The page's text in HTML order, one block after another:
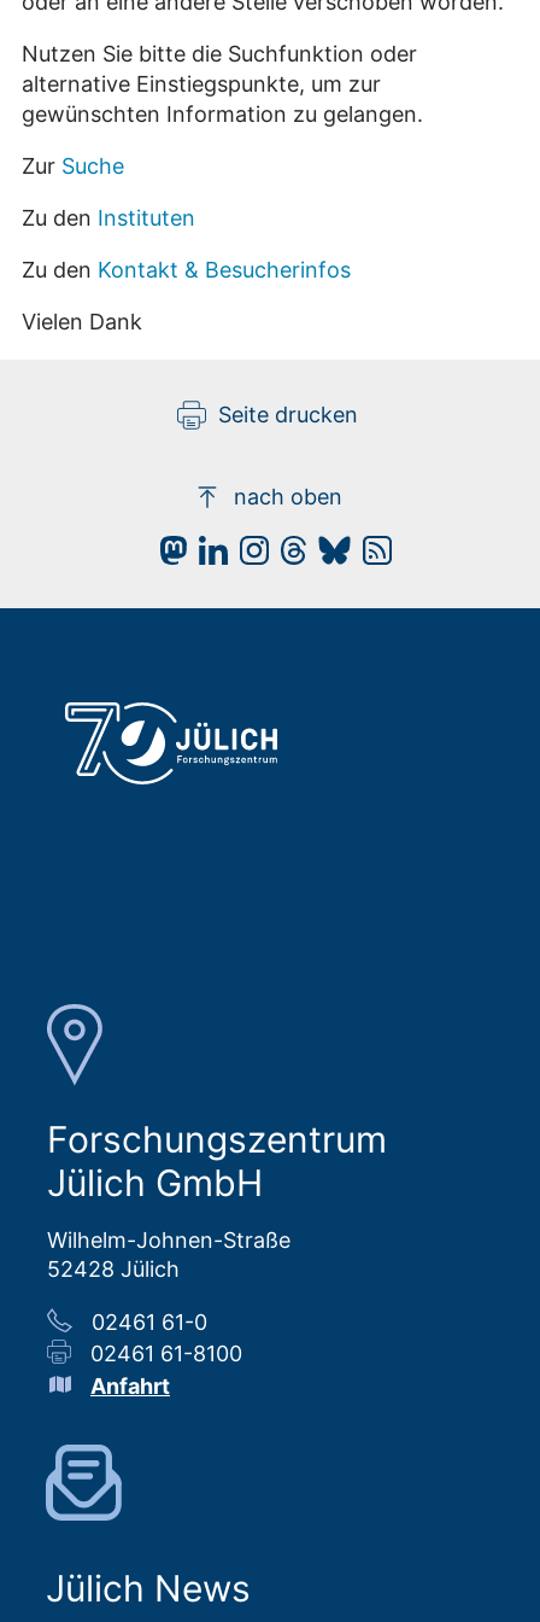
Nutzen Sie bitte die Suchfunktion oder
alternative Einstiegspunkte, um zur
gewünschten Information zu gelangen.
Zur Suche
Zu den Instituten
Zu den Kontakt & Besucherinfos
Vielen Dank
Seite drucken
nach oben
Forschungszentrum
Jülich GmbH
Wilhelm-Johnen-Straße
52428 Jülich
02461 61-0
02461 61-8100
Anfahrt
Jülich News